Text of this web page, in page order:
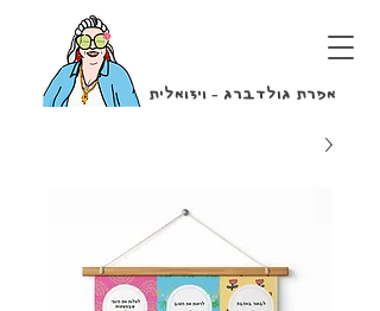
אפרת גולדברג - ויזואלית